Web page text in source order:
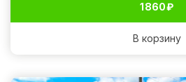
1 860₽
В корзину